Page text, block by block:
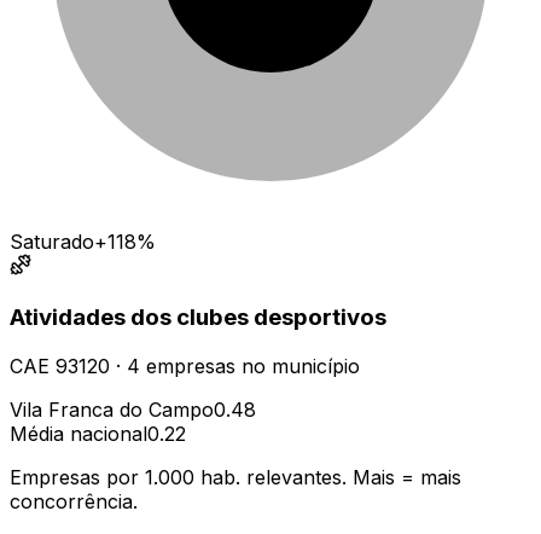
Saturado+118%
Atividades dos clubes desportivos
CAE 93120 · 4 empresas no município
Vila Franca do Campo0.48
Média nacional0.22
Empresas por 1.000 hab. relevantes. Mais = mais
concorrência.